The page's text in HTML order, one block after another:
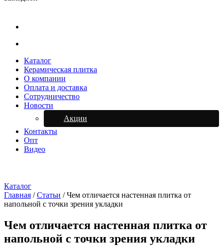
Каталог
Керамическая плитка
О компании
Оплата и доставка
Сотрудничество
Новости
Акции
Контакты
Опт
Видео
Каталог
Главная /Статьи /Чем отличается настенная плитка от
напольной с точки зрения укладки
Чем отличается настенная плитка от
напольной с точки зрения укладки